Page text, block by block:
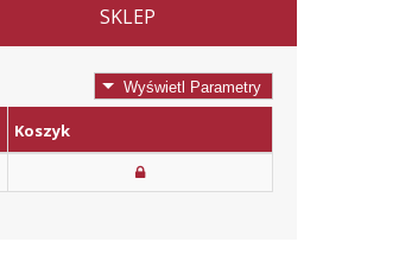
SKLEP
Wyświetl Parametry
Koszyk